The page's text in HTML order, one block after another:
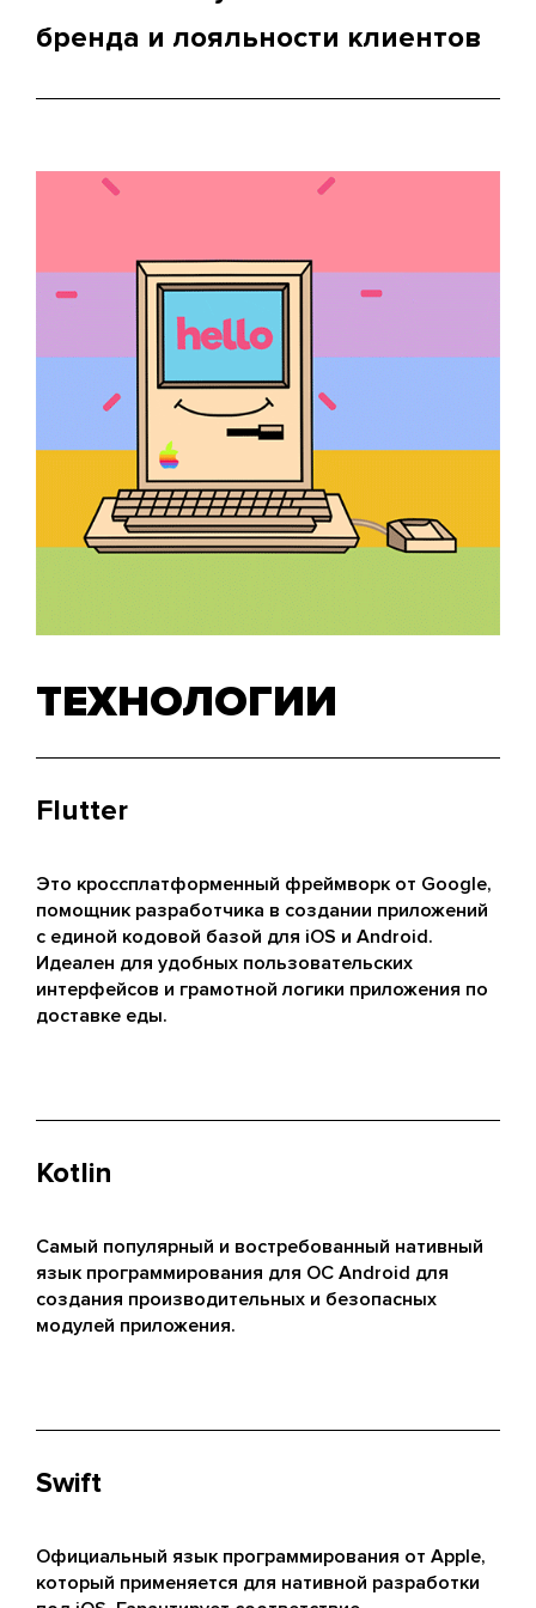
бренда и лояльности клиентов
Мобильное приложение — отличный инструмент
персонализированные предложения и настроим
таргетированные пуш-уведомления, которые
ТЕХНОЛОГИИ
Flutter
Это кроссплатформенный фреймворк от Google,
помощник разработчика в создании приложений
с единой кодовой базой для iOS и Android.
Идеален для удобных пользовательских
интерфейсов и грамотной логики приложения по
доставке еды.
Kotlin
Самый популярный и востребованный нативный
язык программирования для ОС Android для
создания производительных и безопасных
модулей приложения.
Swift
Официальный язык программирования от Apple,
который применяется для нативной разработки